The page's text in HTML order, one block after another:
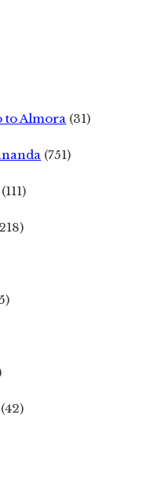
to Almora (31)
(751)
(111)
(42)